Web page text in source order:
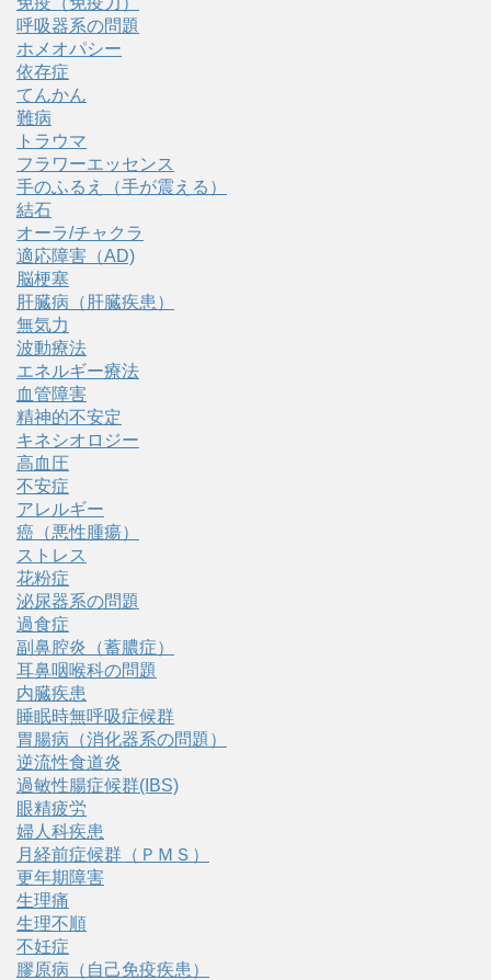
呼吸器系の問題
ホメオパシー
依存症
てんかん
難病
トラウマ
フラワーエッセンス
手のふるえ（手が震える）
結石
オーラ/チャクラ
適応障害（AD)
脳梗塞
肝臓病（肝臓疾患）
無気力
波動療法
エネルギー療法
血管障害
精神的不安定
キネシオロジー
高血圧
不安症
アレルギー
癌（悪性腫瘍）
ストレス
花粉症
泌尿器系の問題
過食症
副鼻腔炎（蓄膿症）
耳鼻咽喉科の問題
内臓疾患
睡眠時無呼吸症候群
胃腸病（消化器系の問題）
逆流性食道炎
過敏性腸症候群(IBS)
眼精疲労
婦人科疾患
月経前症候群（ＰＭＳ）
更年期障害
生理痛
生理不順
不妊症
膠原病（自己免疫疾患）